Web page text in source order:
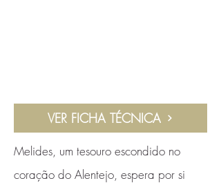
VER FICHA TÉCNICA
Melides, um tesouro escondido no
coração do Alentejo, espera por si